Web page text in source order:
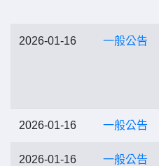
2026-01-16 一般公告
2026-01-16 一般公告
2026-01-16 一般公告